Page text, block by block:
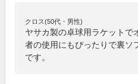
クロス(50代・男性)
ヤサカ製の卓球用ラケットで
者の使用にもぴったりで裏ソ
です。